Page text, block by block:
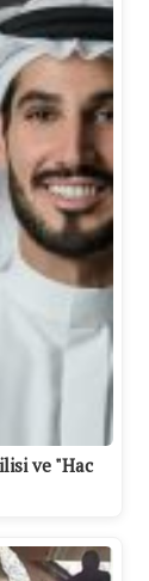
ve "Hac